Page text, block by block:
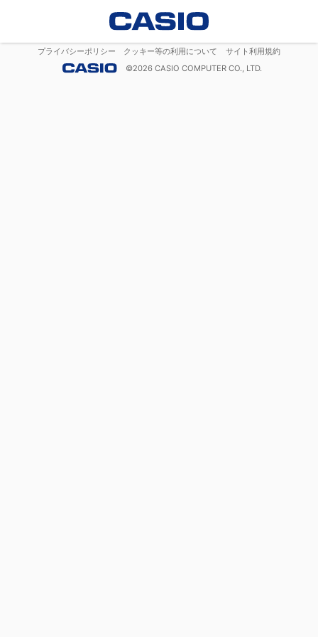
プライバシーポリシー クッキー等の利用について
サイト利用規約
©2026 CASIO COMPUTER CO., LTD.